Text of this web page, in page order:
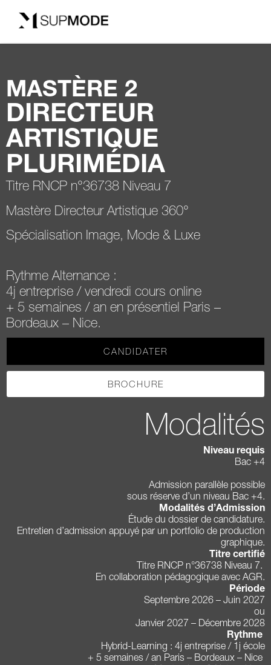
MASTÈRE 2
DIRECTEUR
ARTISTIQUE
PLURIMÉDIA
Titre RNCP n°36738 Niveau 7
Mastère Directeur Artistique 360°
Spécialisation Image, Mode & Luxe
Rythme Alternance :
4j entreprise / vendredi cours online
+ 5 semaines / an en présentiel Paris –
Bordeaux – Nice.
CANDIDATER
BROCHURE
Modalités
Niveau requis
Bac +4
Admission parallèle possible
sous réserve d’un niveau Bac +4.
Modalités d’Admission
Étude du dossier de candidature.
Entretien d’admission appuyé par un portfolio de production
graphique.
Titre certifié
Titre RNCP n°36738 Niveau 7.
En collaboration pédagogique avec AGR.
Période
Septembre 2026 – Juin 2027
ou
Janvier 2027 – Décembre 2028
Rythme
Hybrid-Learning : 4j entreprise / 1j école
+ 5 semaines / an Paris – Bordeaux – Nice